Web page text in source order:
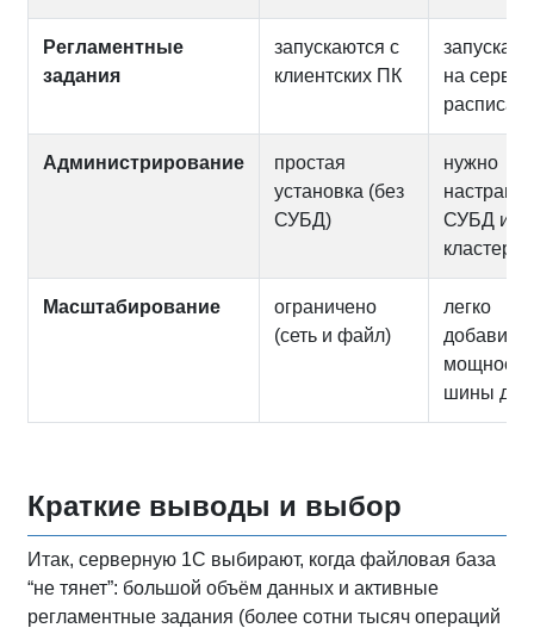
Регламентные
задания
запускаются с
клиентских ПК
на
Администрирование
простая
установка (без
СУБД)
нужно
СУБД и
кластер
Масштабирование
ограничено
(сеть и файл)
легко
добавить
шины
Краткие выводы и выбор
Итак, серверную 1С выбирают, когда файловая база
“не тянет”: большой объём данных и активные
регламентные задания (более сотни тысяч операций